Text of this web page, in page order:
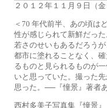
２０１２年１１月９日（
＜70 年代前半、あの頃は
性が感じられて新鮮だっ
若さのせいもあるだろう
都市に塗れることなく、
るものと見られるものが
いと思っていた。撮った
思った。──『憧景』著者
西村多美子写真集『憧景